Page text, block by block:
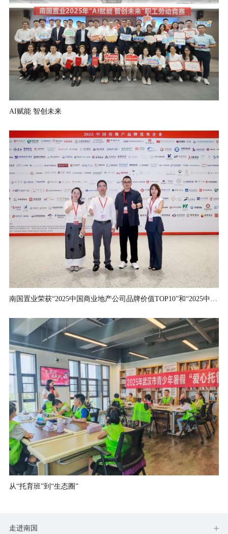
AI赋能 智创未来
南国置业荣获“2025中国商业地产公司品牌价值TOP10”和“2025中国商业地产运营优秀品牌”两项大奖
从“托育班”到“生态圈”
走进南国